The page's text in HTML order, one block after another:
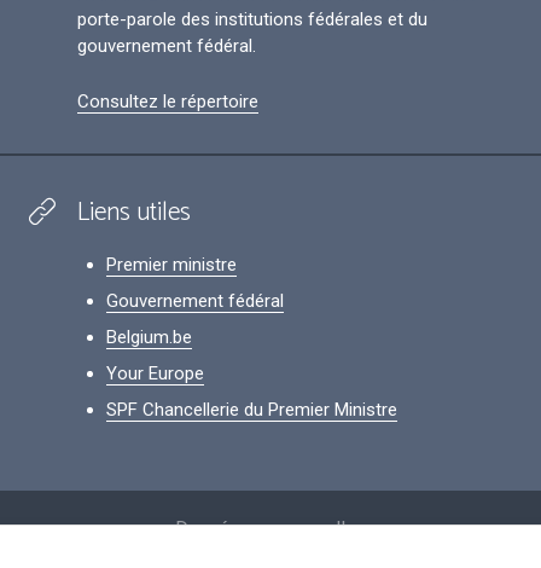
porte-parole des institutions fédérales et du
gouvernement fédéral.
Consultez le répertoire
Liens utiles
Premier ministre
Gouvernement fédéral
Belgium.be
Your Europe
SPF Chancellerie du Premier Ministre
Données personnelles